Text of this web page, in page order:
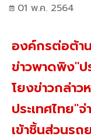
01 พ.ค. 2564
องค์กรต่อต้า
ข่าวพาดพิง"ป
โยงข่าวกล่าว
ประเทศไทย"
เข้าชิ้นส่วนร